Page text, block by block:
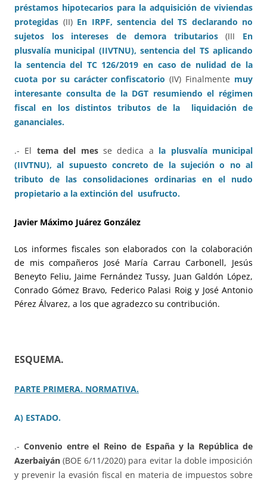
préstamos hipotecarios para la adquisición de viviendas
protegidas (II) En IRPF, sentencia del TS declarando no
sujetos los intereses de demora tributarios(III En
plusvalía municipal (IIVTNU), sentencia del TS aplicando
la sentencia del TC 126/2019 en caso de nulidad de la
cuota por su carácter confiscatorio (IV) Finalmente muy
interesante consulta de la DGT resumiendo el régimen
fiscal en los distintos tributos de la liquidación de
gananciales.
.- El tema del messe dedica a la plusvalía municipal
(IIVTNU), al supuesto concreto de la sujeción o no al
tributo de las consolidaciones ordinarias en el nudo
propietario a la extinción del usufructo.
Javier Máximo Juárez González
Los informes fiscales son elaborados con la colaboración
de mis compañeros José María Carrau Carbonell, Jesús
Beneyto Feliu, Jaime Fernández Tussy, Juan Galdón López,
Conrado Gómez Bravo, Federico Palasi Roig y José Antonio
Pérez Álvarez, a los que agradezco su contribución.
ESQUEMA.
PARTE PRIMERA. NORMATIVA.
A) ESTADO.
.- Convenio entre el Reino de España y la República de
Azerbaiyán (BOE 6/11/2020) para evitar la doble imposición
y prevenir la evasión fiscal en materia de impuestos sobre